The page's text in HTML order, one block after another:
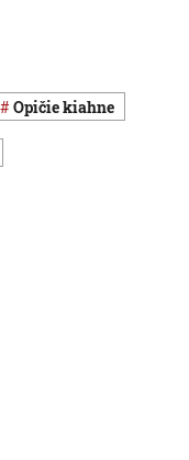
opičie kiahne